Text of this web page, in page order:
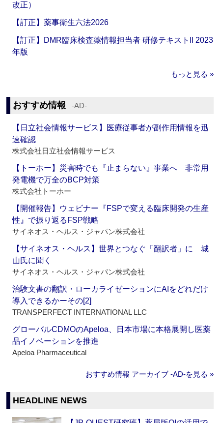
改正）
【訂正】薬事衛生六法2026
【訂正】DMR臨床検査薬情報担当者 研修テキストII 2023
年版
もっと見る »
おすすめ情報 ‐AD‐
【日立社会情報サービス】医療従事者が副作用情報を迅
速確認
株式会社日立社会情報サービス
【トーホー】災害時でも『止まらない』事業へ 非常用
発電機で万全のBCP対策
株式会社トーホー
【開催報告】ウェビナー『FSPで変える臨床開発の生産
性』で振り返るFSP戦略
サイネオス・ヘルス・ジャパン株式会社
【サイネオス・ヘルス】世界とつなぐ「翻訳者」に 城
山氏に聞く
サイネオス・ヘルス・ジャパン株式会社
治験文書の翻訳・ローカライゼーションにAIをどれだけ
導入できるかーその[2]
TRANSPERFECT INTERNATIONAL LLC
グローバルCDMOのApeloa、日本市場に本格展開し医薬
品イノベーションを推進
Apeloa Pharmaceutical
おすすめ情報 アーカイブ ‐AD‐を見る »
HEADLINE NEWS